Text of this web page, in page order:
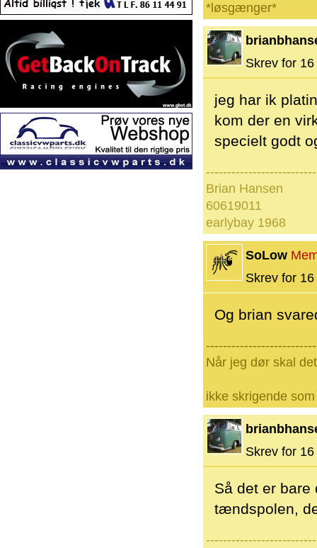
*løsgænger*
Skrev for
jeg har ik
kom der en
specielt godt
Brian Hansen
60619011
earlybay 1968
SoLow
Skrev for
Og brian
Når jeg dør skal
ikke skrigende
Skrev for
Så det er
tændspolen,